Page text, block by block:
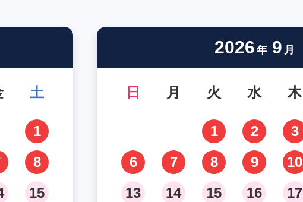
土
1
8
15
2026 年 9 月
日 月 火 水 木
1 2 3
6
7 8 9 10
13
14 15 16 17